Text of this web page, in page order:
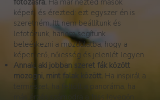
fotózásra. Ha már nézted mások
képeit, és érezted: ezt egyszer én is
szeretném. Itt nem beállítunk és
lefotózunk, hanem segítünk
beleérkezni a mozdulatba, hogy a
képen erő, nőiesség és jelenlét legyen.
Annak, aki jobban szeret fák között
mozogni, mint falak között. Ha inspirál a
természet, ha feltölt a panoráma, ha
más érzés számodra a friss levegőn